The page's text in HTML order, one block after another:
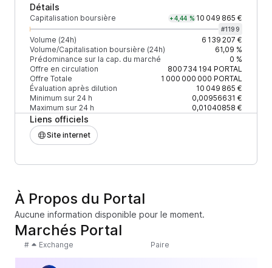
Détails
Capitalisation boursière +4,44 % 10 049 865 €
#1199
Volume (24h)
6 139 207 €
Volume/Capitalisation boursière (24h)
61,09 %
Prédominance sur la cap. du marché
0 %
Offre en circulation
800 734 194PORTAL
Offre Totale
1 000 000 000 PORTAL
Évaluation après dilution
10 049 865 €
Minimum sur 24 h
0,00956631 €
Maximum sur 24 h
0,01040858 €
Liens officiels
Site internet
À Propos du Portal
Aucune information disponible pour le moment.
Marchés Portal
# Exchange Paire